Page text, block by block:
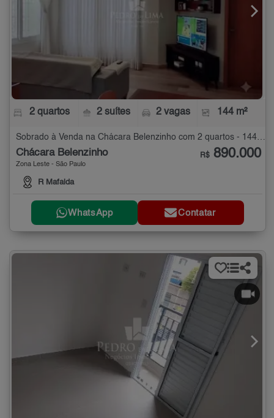
2 quartos 2 suítes 2 vagas 144 m²
Sobrado à Venda na Chácara Belenzinho com 2 quartos - 144 m²
Chácara Belenzinho
Zona Leste - São Paulo
R Mafalda
R$ 890.000
WhatsApp Contatar